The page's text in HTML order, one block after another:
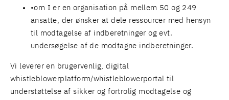
om I er en organisation på mellem 50 og 249
ansatte, der ønsker at dele ressourcer med hensyn
til modtagelse af indberetninger og evt.
undersøgelse af de modtagne indberetninger.
Vi leverer en brugervenlig, digital
whistleblowerplatform/whistleblowerportal til
understøttelse af sikker og fortrolig modtagelse og